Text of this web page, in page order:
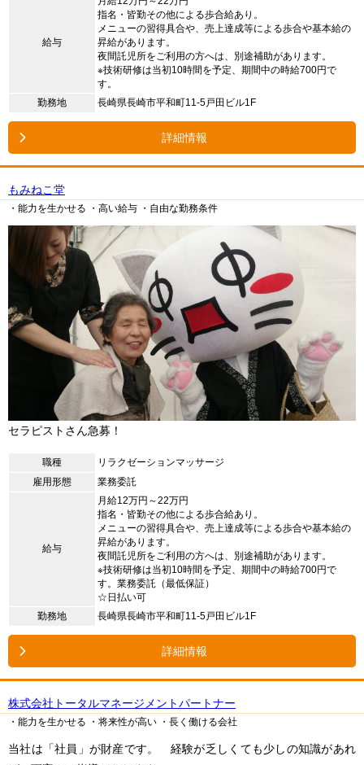
給与
指名・皆勤その他による歩合給あり。
メニューの習得具合や、売上達成等による歩合や基本給の
昇給があります。
夜間託児所をご利用の方へは、別途補助があります。
※技術研修は当初10時間を予定、期間中の時給700円で
す。
勤務地
長崎県長崎市平和町11-5戸田ビル1F
詳細情報
もみねこ堂
・能力を生かせる ・高い給与 ・自由な勤務条件
セラピストさん急募！
職種
リラクゼーションマッサージ
雇用形態
業務委託
給与
月給12万円～22万円
指名・皆勤その他による歩合給あり。
メニューの習得具合や、売上達成等による歩合や基本給の
昇給があります。
夜間託児所をご利用の方へは、別途補助があります。
※技術研修は当初10時間を予定、期間中の時給700円で
す。業務委託（最低保証）
☆日払い可
勤務地
長崎県長崎市平和町11-5戸田ビル1F
詳細情報
株式会社トータルマネージメントパートナー
・能力を生かせる ・将来性が高い ・長く働ける会社
当社は「社員」が財産です。 経験が乏しくても少しの知識があれ